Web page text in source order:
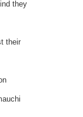
they
their